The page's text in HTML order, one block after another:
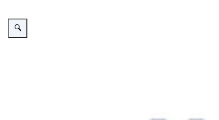
Vergroot afbeelding Schematische weergave van oplossingen voor de